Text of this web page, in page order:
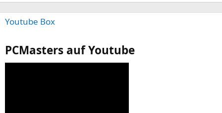
Youtube Box
PCMasters auf Youtube